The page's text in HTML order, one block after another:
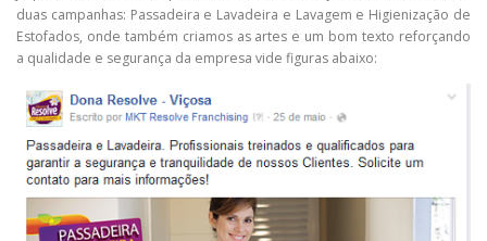
duas campanhas: Passadeira e Lavadeira e Lavagem e Higienização de
Estofados, onde também criamos as artes e um bom texto reforçando
a qualidade e segurança da empresa vide figuras abaixo: